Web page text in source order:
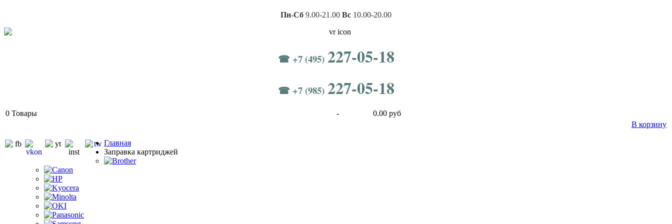
Пн-Сб 9.00-21.00 Вс 10.00-20.00
☎ +7 (495) 227-05-18
☎ +7 (985) 227-05-18
0 Товары -
0.00 руб
В корзину
Главная
Заправка картриджей